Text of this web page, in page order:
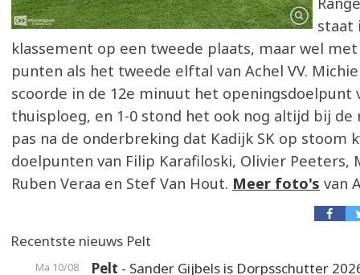
staat
klassement op een tweede plaats, maar wel
punten als het tweede elftal van Achel VV.
scoorde in de 12e minuut het openingsdoelpunt
thuisploeg, en 1-0 stond het ook nog altijd bij de
pas na de onderbreking dat Kadijk SK op stoom
doelpunten van Filip Karafiloski, Olivier Peeters,
Ruben Veraa en Stef Van Hout. Meer foto's van
Recentste nieuws Pelt
Ma 10/08 Pelt - Sander Gijbels is Dorpsschutter